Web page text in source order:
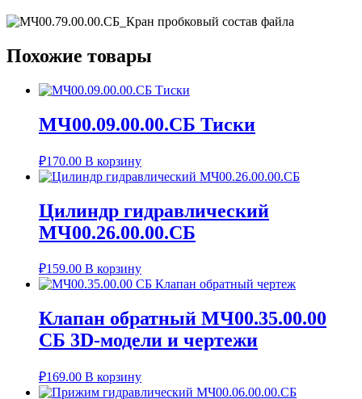
Похожие товары
МЧ00.09.00.00.СБ Тиски
₽170.00 В корзину
Цилиндр гидравлический
МЧ00.26.00.00.СБ
₽159.00 В корзину
Клапан обратный МЧ00.35.00.00
СБ 3D-модели и чертежи
₽169.00 В корзину